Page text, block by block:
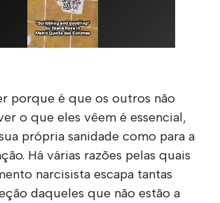
porque é que os outros não
o que eles vêem é essencial,
própria sanidade como para a
Há várias razões pelas quais
narcisista escapa tantas
daqueles que não estão a